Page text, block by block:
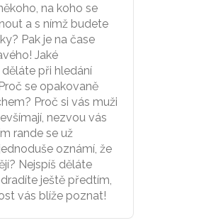
na koho se
a s nímž budete
Pak je na čase
Jaké
při hledání
se opakovaně
Proč si vás muži
nezvou vás
rande se už
oznámí, že
Nejspíš děláte
ještě předtím,
vás blíže poznat!